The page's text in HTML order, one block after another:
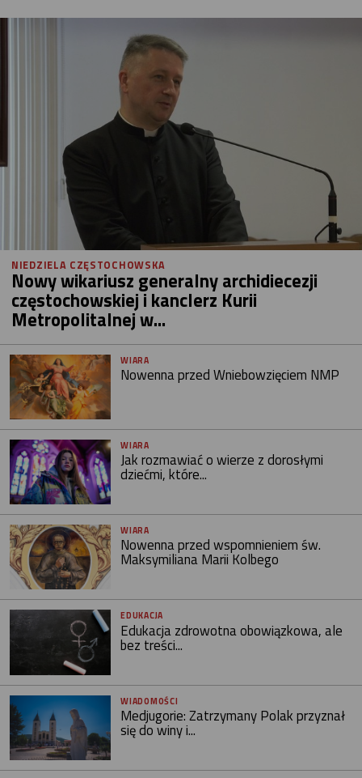
NIEDZIELA CZĘSTOCHOWSKA
Nowy wikariusz generalny archidiecezji
częstochowskiej i kanclerz Kurii
Metropolitalnej w...
WIARA
Nowenna przed Wniebowzięciem NMP
WIARA
Jak rozmawiać o wierze z dorosłymi
dziećmi, które...
WIARA
Nowenna przed wspomnieniem św.
Maksymiliana Marii Kolbego
EDUKACJA
Edukacja zdrowotna obowiązkowa, ale
bez treści...
WIADOMOŚCI
Medjugorie: Zatrzymany Polak przyznał
się do winy i...